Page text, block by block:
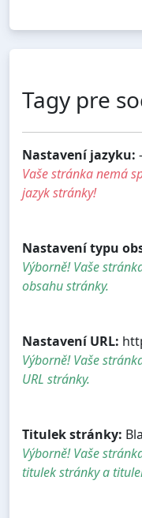
Tagy pre
Nastavení jazyku: -
Vaše stránka nemá
jazyk stránky!
Nastavení typu
Výborně! Vaše
obsahu stránky.
Nastavení URL:
Výborně! Vaše
URL stránky.
Titulek stránky:
Výborně! Vaše
titulek stránky a